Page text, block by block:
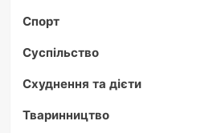
Спорт
Суспільство
Схуднення та дієти
Тваринництво